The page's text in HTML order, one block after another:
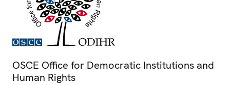
OSCE Office for Democratic Institutions and
Human Rights